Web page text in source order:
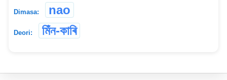
Dimasa: nao
Deori: মিঁন-কাৰি